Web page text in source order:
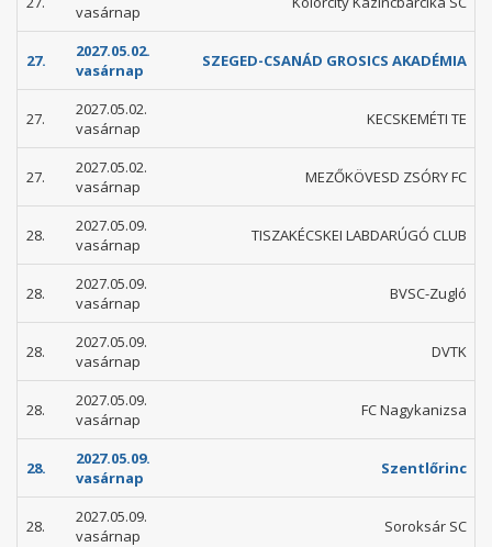
vasárnap
27.
2027.05.02.
vasárnap
SZEGED-CSANÁD GROSICS AKADÉMIA
27.
2027.05.02.
vasárnap
KECSKEMÉTI TE
27.
2027.05.02.
vasárnap
MEZŐKÖVESD ZSÓRY FC
28.
2027.05.09.
vasárnap
TISZAKÉCSKEI LABDARÚGÓ CLUB
28.
2027.05.09.
vasárnap
BVSC-Zugló
28.
2027.05.09.
vasárnap
DVTK
28.
2027.05.09.
vasárnap
FC Nagykanizsa
28.
2027.05.09.
vasárnap
Szentlőrinc
28.
2027.05.09.
vasárnap
Soroksár SC